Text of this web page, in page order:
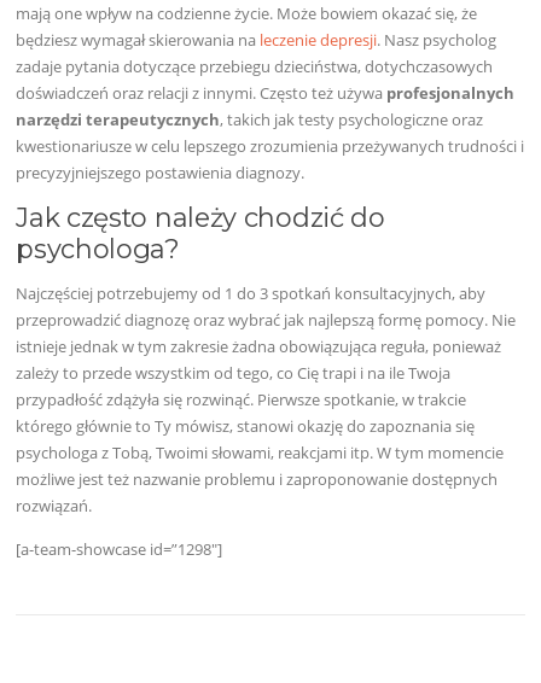
mają one wpływ na codzienne życie. Może bowiem okazać się, że
będziesz wymagał skierowania na leczenie depresji. Nasz psycholog
zadaje pytania dotyczące przebiegu dzieciństwa, dotychczasowych
doświadczeń oraz relacji z innymi. Często też używa profesjonalnych
narzędzi terapeutycznych, takich jak testy psychologiczne oraz
kwestionariusze w celu lepszego zrozumienia przeżywanych trudności i
precyzyjniejszego postawienia diagnozy.
Jak często należy chodzić do
psychologa?
Najczęściej potrzebujemy od 1 do 3 spotkań konsultacyjnych, aby
przeprowadzić diagnozę oraz wybrać jak najlepszą formę pomocy. Nie
istnieje jednak w tym zakresie żadna obowiązująca reguła, ponieważ
zależy to przede wszystkim od tego, co Cię trapi i na ile Twoja
przypadłość zdążyła się rozwinąć. Pierwsze spotkanie, w trakcie
którego głównie to Ty mówisz, stanowi okazję do zapoznania się
psychologa z Tobą, Twoimi słowami, reakcjami itp. W tym momencie
możliwe jest też nazwanie problemu i zaproponowanie dostępnych
rozwiązań.
[a-team-showcase id=”1298″]